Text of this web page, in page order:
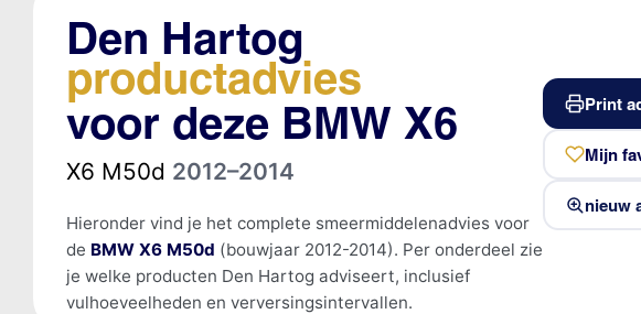
Den Hartog
productadvies
voor deze BMW X6
X6 M50d 2012–2014
Hieronder vind je het complete smeermiddelenadvies voor
de BMW X6 M50d (bouwjaar 2012-2014). Per onderdeel zie
je welke producten Den Hartog adviseert, inclusief
vulhoeveelheden en verversingsintervallen.
Print
Mijn
nieuw